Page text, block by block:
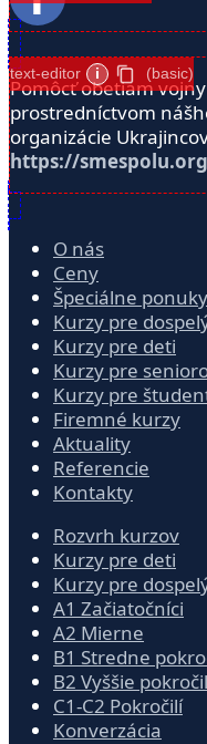
Pomôcť obetiam
prostredníctvom
organizácie
https://smespolu.org
text-editor i (basic)
O nás
Ceny
Špeciálne ponuky
Kurzy pre
Kurzy pre deti
Kurzy pre
Kurzy pre
Firemné kurzy
Aktuality
Referencie
Kontakty
Rozvrh kurzov
Kurzy pre deti
Kurzy pre
A1 Začiatočníci
A2 Mierne
B1 Stredne
B2 Vyššie
C1-C2 Pokročilí
Konverzácia